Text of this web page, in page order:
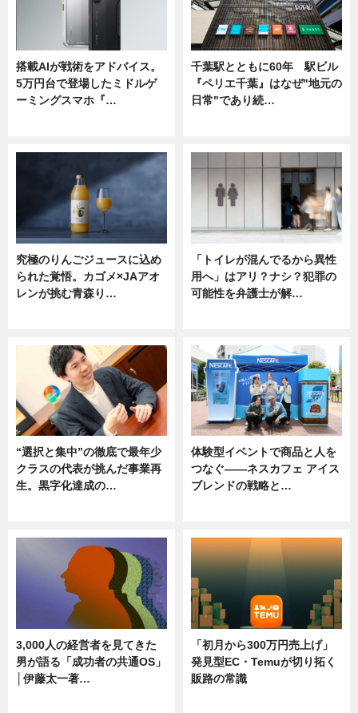
搭載AIが戦術をアドバイス。
5万円台で登場したミドルゲ
ーミングスマホ『…
千葉駅とともに60年 駅ビル
『ペリエ千葉』はなぜ"地元の
日常"であり続…
究極のりんごジュースに込め
られた覚悟。カゴメ×JAアオ
レンが挑む青森り…
「トイレが混んでるから異性
用へ」はアリ？ナシ？犯罪の
可能性を弁護士が解…
“選択と集中”の徹底で最年少
クラスの代表が挑んだ事業再
生。黒字化達成の…
体験型イベントで商品と人を
つなぐ――ネスカフェ アイス
ブレンドの戦略と…
3,000人の経営者を見てきた
男が語る「成功者の共通OS」
│伊藤太一著…
「初月から300万円売上げ」
発見型EC・Temuが切り拓く
販路の常識